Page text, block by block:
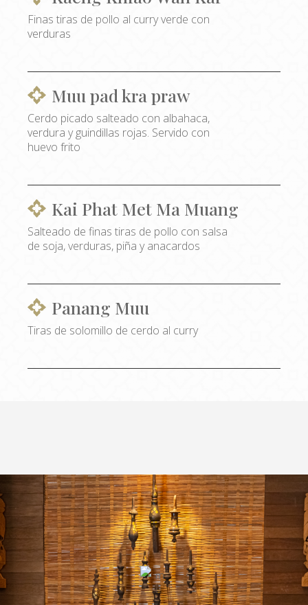
Finas tiras de pollo al curry verde con
verduras
Muu pad kra praw
Cerdo picado salteado con albahaca,
verdura y guindillas rojas. Servido con
huevo frito
Kai Phat Met Ma Muang
Salteado de finas tiras de pollo con salsa
de soja, verduras, piña y anacardos
Panang Muu
Tiras de solomillo de cerdo al curry